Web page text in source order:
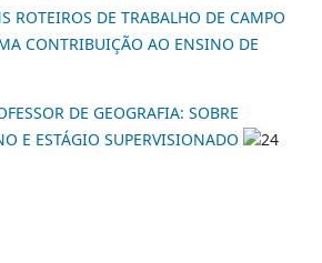
ROTEIROS DE TRABALHO DE CAMPO
CONTRIBUIÇÃO AO ENSINO DE
DE GEOGRAFIA: SOBRE
E ESTÁGIO SUPERVISIONADO
24